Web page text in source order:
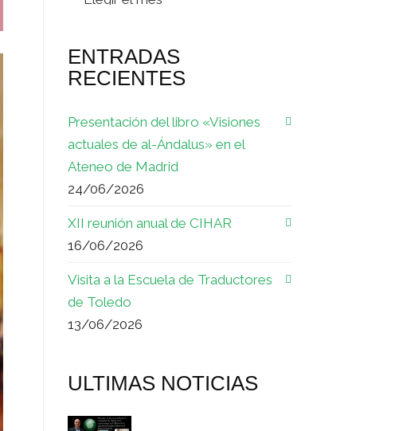
ENTRADAS
RECIENTES
Presentación del libro «Visiones
actuales de al-Ándalus» en el
Ateneo de Madrid
24/06/2026
XII reunión anual de CIHAR
16/06/2026
Visita a la Escuela de Traductores
de Toledo
13/06/2026
ULTIMAS NOTICIAS